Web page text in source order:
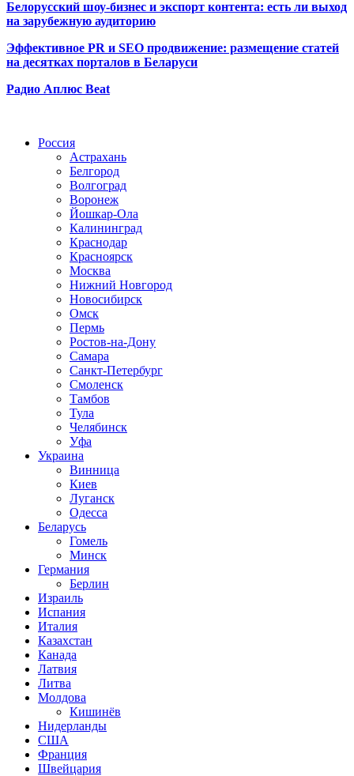
Белорусский шоу-бизнес и экспорт контента: есть ли выход
на зарубежную аудиторию
Эффективное PR и SEO продвижение: размещение статей
на десятках порталов в Беларуси
Радио Аплюс Beat
Россия
Астрахань
Белгород
Волгоград
Воронеж
Йошкар-Ола
Калининград
Краснодар
Красноярск
Москва
Нижний Новгород
Новосибирск
Омск
Пермь
Ростов-на-Дону
Самара
Санкт-Петербург
Смоленск
Тамбов
Тула
Челябинск
Уфа
Украина
Винница
Киев
Луганск
Одесса
Беларусь
Гомель
Минск
Германия
Берлин
Израиль
Испания
Италия
Казахстан
Канада
Латвия
Литва
Молдова
Кишинёв
Нидерланды
США
Франция
Швейцария